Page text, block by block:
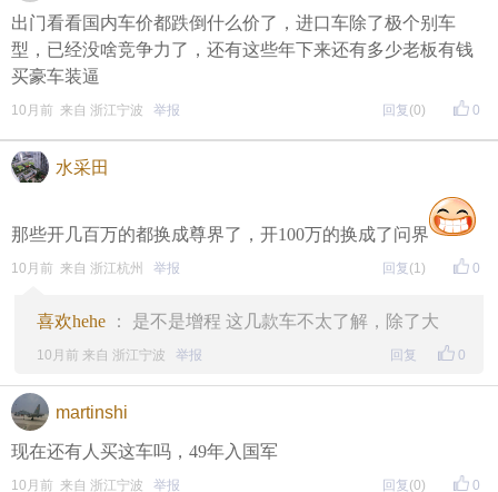
出门看看国内车价都跌倒什么价了，进口车除了极个别车
型，已经没啥竞争力了，还有这些年下来还有多少老板有钱
买豪车装逼
0
10月前 来自 浙江宁波 举报 回复 (0)
水采田
那些开几百万的都换成尊界了，开100万的换成了问界
0
10月前 来自 浙江杭州 举报 回复 (1)
喜欢hehe ： 是不是增程 这几款车不太了解，除了大
0
10月前 来自 浙江宁波 举报 回复
martinshi
现在还有人买这车吗，49年入国军
0
10月前 来自 浙江宁波 举报 回复 (0)